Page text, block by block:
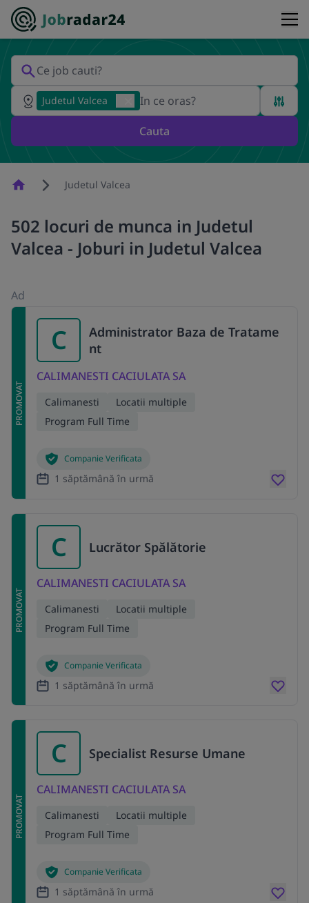
Judetul Valcea
Cauta
HomepageJudetul Valcea
502 locuri de munca in Judetul
Valcea - Joburi in Judetul Valcea
Ad
PROMOVAT
C
Administrator Baza de Tratame
nt
CALIMANESTI CACIULATA SA
Calimanesti
Locatii multiple
Program Full Time
Companie Verificata
1 săptămână în urmă
PROMOVAT
C Lucrător Spălătorie
CALIMANESTI CACIULATA SA
Calimanesti
Locatii multiple
Program Full Time
Companie Verificata
1 săptămână în urmă
PROMOVAT
C Specialist Resurse Umane
CALIMANESTI CACIULATA SA
Calimanesti
Locatii multiple
Program Full Time
Companie Verificata
1 săptămână în urmă